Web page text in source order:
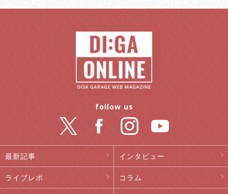
最新記事 インタビュー
ライブレポ コラム
follow us